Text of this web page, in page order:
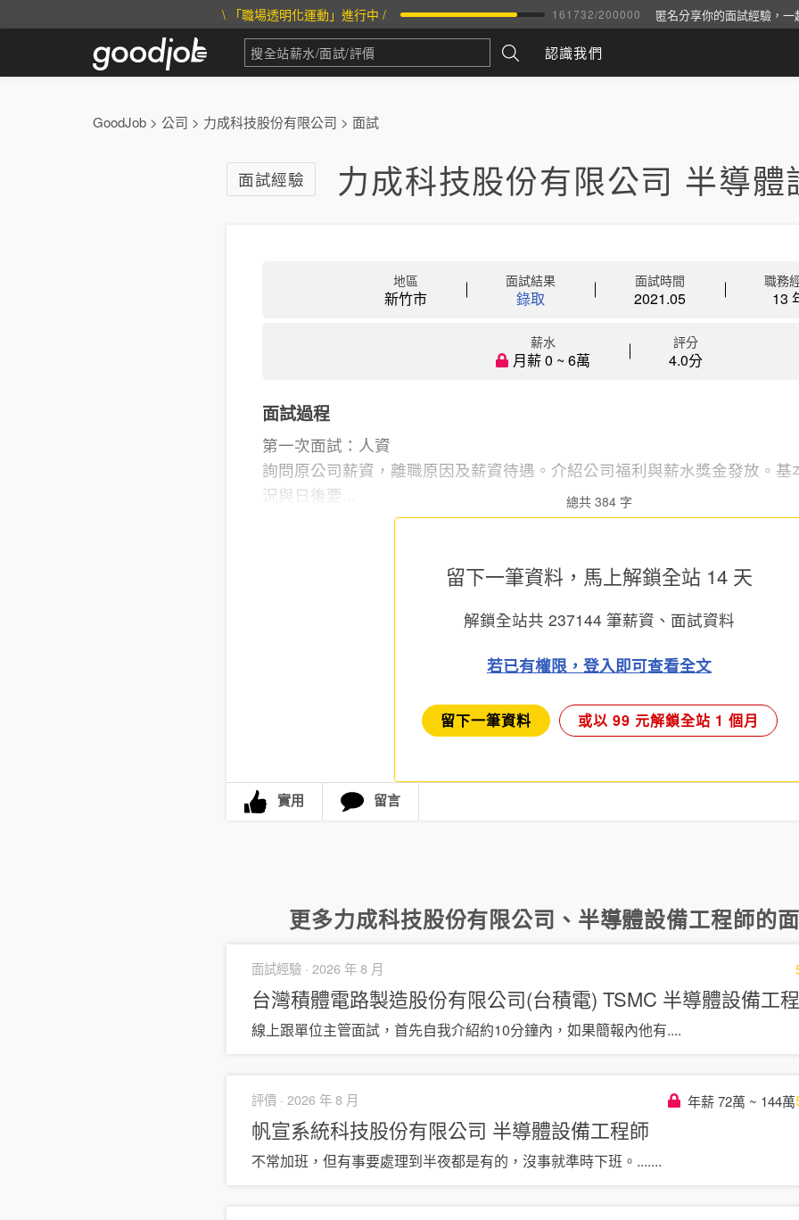
\ 「職場透明化運動」進行中 / 161732/200000 匿名分享你的面試經驗，
認識我們
GoodJob > 公司 > 力成科技股份有限公司 > 面試
面試經驗 力成科技股份有限公司 半導體
地區
新竹市
面試結果
錄取
面試時間
2021.05
職務
13
薪水
月薪 0 ~ 6萬
評分
4.0分
面試過程
第一次面試：人資
詢問原公司薪資，離職原因及薪資待遇。介紹公司福利與薪水獎金發放。
況與日後要...
總共 384 字
留下一筆資料，馬上解鎖全站 14 天
解鎖全站共 237144 筆薪資、面試資料
若已有權限，登入即可查看全文
留下一筆資料 或以 99 元解鎖全站 1 個月
實用 留言
更多力成科技股份有限公司 、 半導體設備工程師的
面試經驗 · 2026 年 8 月
台灣積體電路製造股份有限公司(台積電) TSMC 半導體設備工
線上跟單位主管面試，首先自我介紹約10分鐘內，如果簡報內他有....
評價 · 2026 年 8 月 年薪 72萬 ~ 144萬
帆宣系統科技股份有限公司 半導體設備工程師
不常加班，但有事要處理到半夜都是有的，沒事就準時下班。.......